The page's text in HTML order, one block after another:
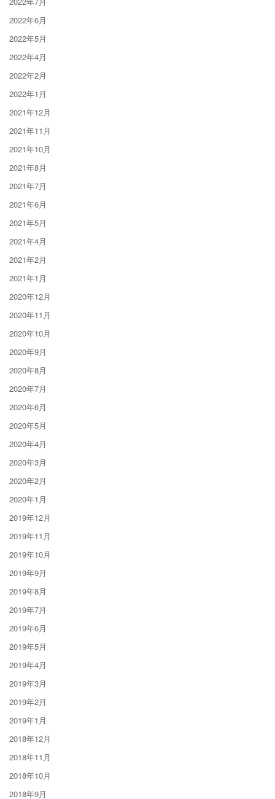
2022年6月
2022年5月
2022年4月
2022年2月
2022年1月
2021年12月
2021年11月
2021年10月
2021年8月
2021年7月
2021年6月
2021年5月
2021年4月
2021年2月
2021年1月
2020年12月
2020年11月
2020年10月
2020年9月
2020年8月
2020年7月
2020年6月
2020年5月
2020年4月
2020年3月
2020年2月
2020年1月
2019年12月
2019年11月
2019年10月
2019年9月
2019年8月
2019年7月
2019年6月
2019年5月
2019年4月
2019年3月
2019年2月
2019年1月
2018年12月
2018年11月
2018年10月
2018年9月